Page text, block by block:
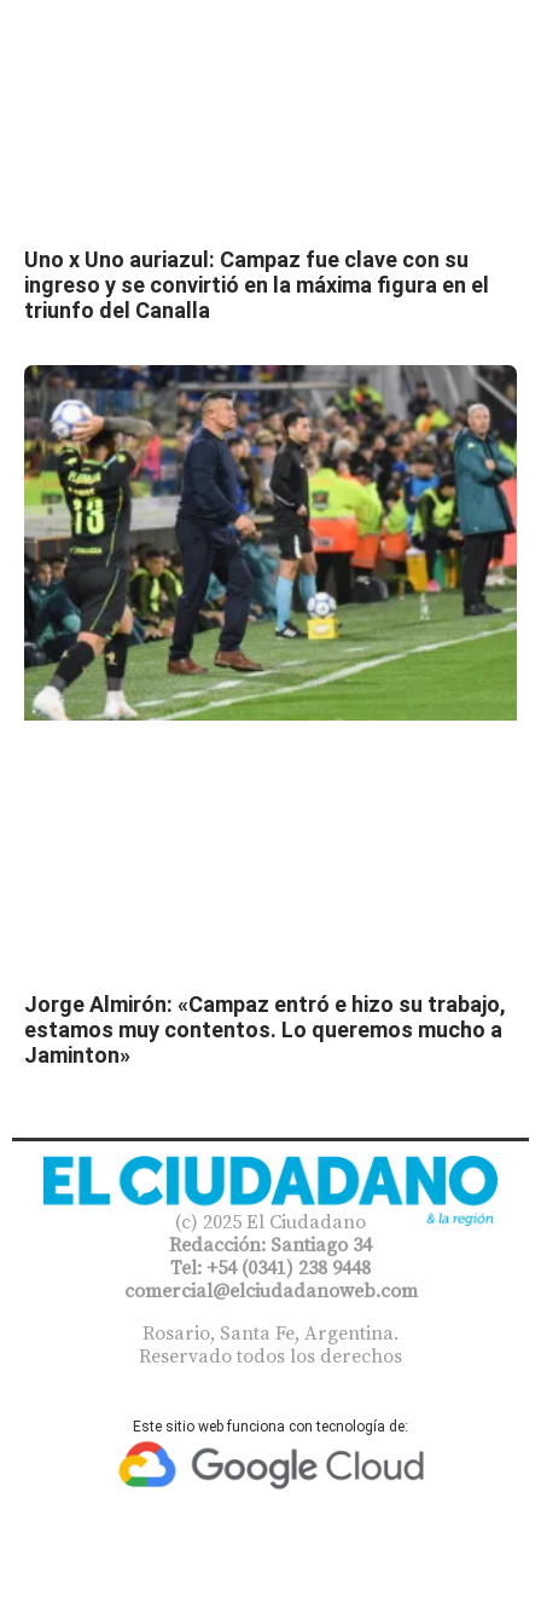
Uno x Uno auriazul: Campaz fue clave con su
ingreso y se convirtió en la máxima figura en el
triunfo del Canalla
Jorge Almirón: «Campaz entró e hizo su trabajo,
estamos muy contentos. Lo queremos mucho a
Jaminton»
(c) 2025 El Ciudadano
Redacción: Santiago 34
Tel: +54 (0341) 238 9448
comercial@elciudadanoweb.com​
Rosario, Santa Fe, Argentina.
Reservado todos los derechos
Este sitio web funciona con tecnología de: